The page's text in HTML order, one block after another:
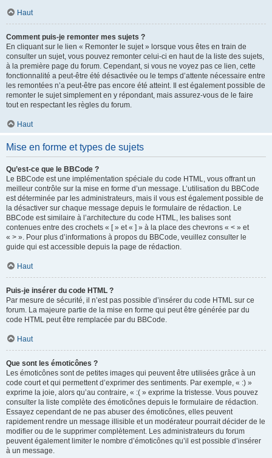
Haut
Comment puis-je remonter mes sujets ?
En cliquant sur le lien « Remonter le sujet » lorsque vous êtes en train de
consulter un sujet, vous pouvez remonter celui-ci en haut de la liste des sujets,
à la première page du forum. Cependant, si vous ne voyez pas ce lien, cette
fonctionnalité a peut-être été désactivée ou le temps d’attente nécessaire entre
les remontées n’a peut-être pas encore été atteint. Il est également possible de
remonter le sujet simplement en y répondant, mais assurez-vous de le faire
tout en respectant les règles du forum.
Haut
Mise en forme et types de sujets
Qu’est-ce que le BBCode ?
Le BBCode est une implémentation spéciale du code HTML, vous offrant un
meilleur contrôle sur la mise en forme d’un message. L’utilisation du BBCode
est déterminée par les administrateurs, mais il vous est également possible de
la désactiver sur chaque message depuis le formulaire de rédaction. Le
BBCode est similaire à l’architecture du code HTML, les balises sont
contenues entre des crochets « [ » et « ] » à la place des chevrons « < » et
« > ». Pour plus d’informations à propos du BBCode, veuillez consulter le
guide qui est accessible depuis la page de rédaction.
Haut
Puis-je insérer du code HTML ?
Par mesure de sécurité, il n’est pas possible d’insérer du code HTML sur ce
forum. La majeure partie de la mise en forme qui peut être générée par du
code HTML peut être remplacée par du BBCode.
Haut
Que sont les émoticônes ?
Les émoticônes sont de petites images qui peuvent être utilisées grâce à un
code court et qui permettent d’exprimer des sentiments. Par exemple, « :) »
exprime la joie, alors qu’au contraire, « :( » exprime la tristesse. Vous pouvez
consulter la liste complète des émoticônes depuis le formulaire de rédaction.
Essayez cependant de ne pas abuser des émoticônes, elles peuvent
rapidement rendre un message illisible et un modérateur pourrait décider de le
modifier ou de le supprimer complètement. Les administrateurs du forum
peuvent également limiter le nombre d’émoticônes qu’il est possible d’insérer
à un message.